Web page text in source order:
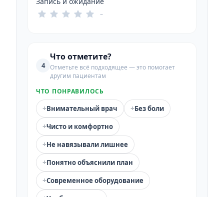
–
4
Что отметите?
Отметьте всё подходящее — это помогает
другим пациентам
ЧТО ПОНРАВИЛОСЬ
+Внимательный врач +Без боли
+Чисто и комфортно
+Не навязывали лишнее
+Понятно объяснили план
+Современное оборудование